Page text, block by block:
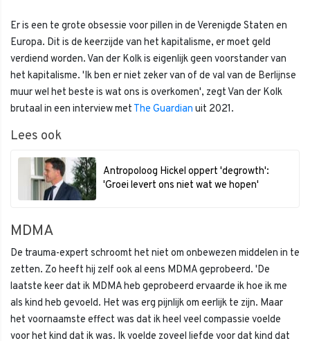
Er is een te grote obsessie voor pillen in de Verenigde Staten en
Europa. Dit is de keerzijde van het kapitalisme, er moet geld
verdiend worden. Van der Kolk is eigenlijk geen voorstander van
het kapitalisme. 'Ik ben er niet zeker van of de val van de Berlijnse
muur wel het beste is wat ons is overkomen', zegt Van der Kolk
brutaal in een interview met The Guardian uit 2021.
Lees ook
Antropoloog Hickel oppert 'degrowth':
'Groei levert ons niet wat we hopen'
MDMA
De trauma-expert schroomt het niet om onbewezen middelen in te
zetten. Zo heeft hij zelf ook al eens MDMA geprobeerd. 'De
laatste keer dat ik MDMA heb geprobeerd ervaarde ik hoe ik me
als kind heb gevoeld. Het was erg pijnlijk om eerlijk te zijn. Maar
het voornaamste effect was dat ik heel veel compassie voelde
voor het kind dat ik was. Ik voelde zoveel liefde voor dat kind dat